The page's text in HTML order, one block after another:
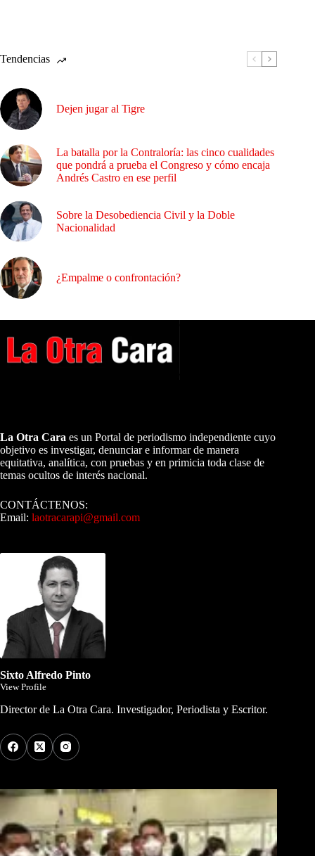
Tendencias
Dejen jugar al Tigre
La batalla por la Contraloría: las cinco cualidades
que pondrá a prueba el Congreso y cómo encaja
Andrés Castro en ese perfil
Sobre la Desobediencia Civil y la Doble
Nacionalidad
¿Empalme o confrontación?
La Otra Cara es un Portal de periodismo independiente cuyo
objetivo es investigar, denunciar e informar de manera
equitativa, analítica, con pruebas y en primicia toda clase de
temas ocultos de interés nacional.
CONTÁCTENOS:
Email: laotracarapi@gmail.com
Sixto Alfredo Pinto
View Profile
Director de La Otra Cara. Investigador, Periodista y Escritor.